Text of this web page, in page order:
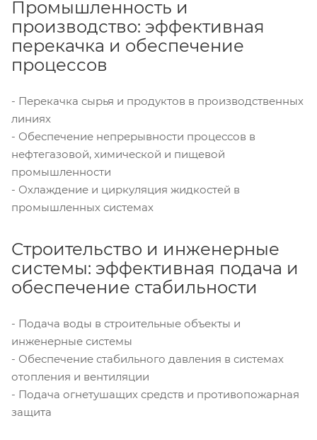
Промышленность и
производство: эффективная
перекачка и обеспечение
процессов
- Перекачка сырья и продуктов в производственных
линиях
- Обеспечение непрерывности процессов в
нефтегазовой, химической и пищевой
промышленности
- Охлаждение и циркуляция жидкостей в
промышленных системах
Строительство и инженерные
системы: эффективная подача и
обеспечение стабильности
- Подача воды в строительные объекты и
инженерные системы
- Обеспечение стабильного давления в системах
отопления и вентиляции
- Подача огнетушащих средств и противопожарная
защита